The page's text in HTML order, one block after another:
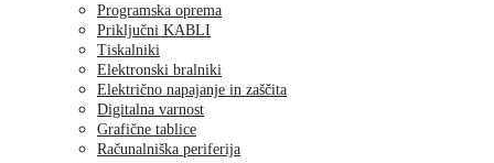
Programska oprema
Priključni KABLI
Tiskalniki
Elektronski bralniki
Električno napajanje in zaščita
Digitalna varnost
Grafične tablice
Računalniška periferija